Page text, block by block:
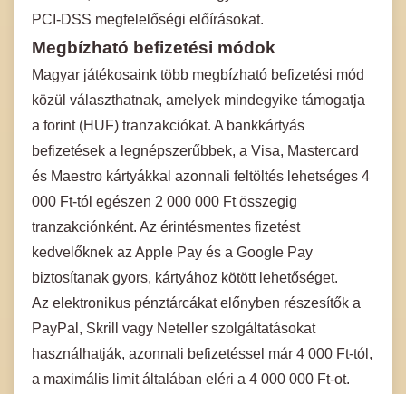
PCI-DSS megfelelőségi előírásokat.
Megbízható befizetési módok
Magyar játékosaink több megbízható befizetési mód
közül választhatnak, amelyek mindegyike támogatja
a forint (HUF) tranzakciókat. A bankkártyás
befizetések a legnépszerűbbek, a Visa, Mastercard
és Maestro kártyákkal azonnali feltöltés lehetséges 4
000 Ft-tól egészen 2 000 000 Ft összegig
tranzakciónként. Az érintésmentes fizetést
kedvelőknek az Apple Pay és a Google Pay
biztosítanak gyors, kártyához kötött lehetőséget.
Az elektronikus pénztárcákat előnyben részesítők a
PayPal, Skrill vagy Neteller szolgáltatásokat
használhatják, azonnali befizetéssel már 4 000 Ft-tól,
a maximális limit általában eléri a 4 000 000 Ft-ot.